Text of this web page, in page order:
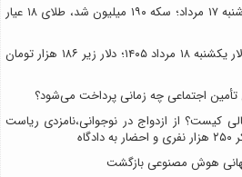
قیمت طلا، سکه و دلار امروز شنبه ۱۷ مرداد؛ سکه ۱۹۰ میلیون شد، طلای ۱۸ عیار
پیش‌بینی قیمت طلا، سکه و دلار یکشنبه ۱۸ مرداد ۱۴۰۵؛ دلار زیر ۱۸۶ هزار تومان
تأمین اجتماعی چه زمانی پرداخت می‌شود؟
کیست؟ از ازدواج در نوجوانی،نامزدی ریاست
جهانی هوش مصنوعی بازگشت